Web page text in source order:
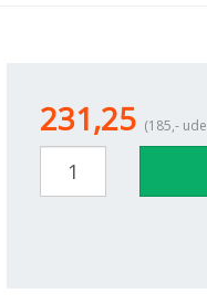
231,25 (185,-